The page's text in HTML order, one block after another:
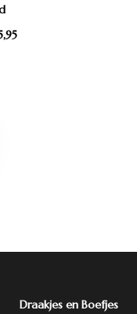
Draakjes en Boefjes